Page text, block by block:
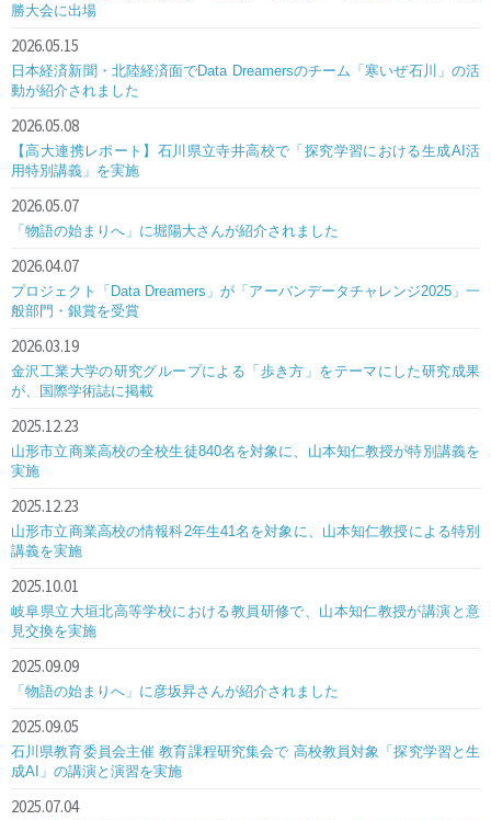
勝大会に出場
2026.05.15
日本経済新聞・北陸経済面でData Dreamersのチーム「寒いぜ石川」の活
動が紹介されました
2026.05.08
【高大連携レポート】石川県立寺井高校で「探究学習における生成AI活
用特別講義」を実施
2026.05.07
「物語の始まりへ」に堀陽大さんが紹介されました
2026.04.07
プロジェクト「Data Dreamers」が「アーバンデータチャレンジ2025」一
般部門・銀賞を受賞
2026.03.19
金沢工業大学の研究グループによる「歩き方」をテーマにした研究成果
が、国際学術誌に掲載
2025.12.23
山形市立商業高校の全校生徒840名を対象に、山本知仁教授が特別講義を
実施
2025.12.23
山形市立商業高校の情報科2年生41名を対象に、山本知仁教授による特別
講義を実施
2025.10.01
岐阜県立大垣北高等学校における教員研修で、山本知仁教授が講演と意
見交換を実施
2025.09.09
「物語の始まりへ」に彦坂昇さんが紹介されました
2025.09.05
石川県教育委員会主催 教育課程研究集会で 高校教員対象「探究学習と生
成AI」の講演と演習を実施
2025.07.04